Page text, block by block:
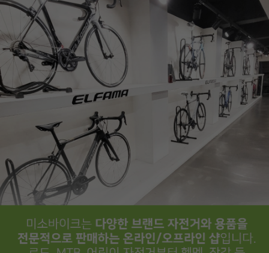
페이코 ID로